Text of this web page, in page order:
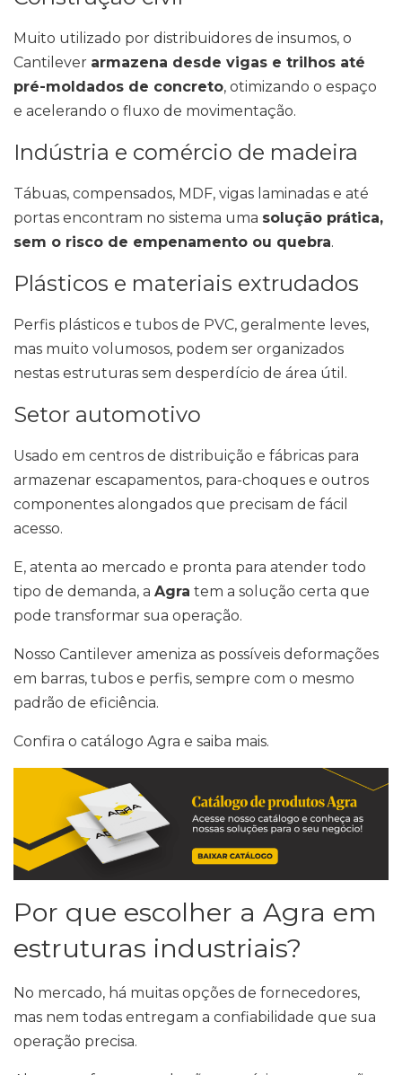
Muito utilizado por distribuidores de insumos, o
Cantilever armazena desde vigas e trilhos até
pré-moldados de concreto, otimizando o espaço
e acelerando o fluxo de movimentação.
Indústria e comércio de madeira
Tábuas, compensados, MDF, vigas laminadas e até
portas encontram no sistema uma solução prática,
sem o risco de empenamento ou quebra.
Plásticos e materiais extrudados
Perfis plásticos e tubos de PVC, geralmente leves,
mas muito volumosos, podem ser organizados
nestas estruturas sem desperdício de área útil.
Setor automotivo
Usado em centros de distribuição e fábricas para
armazenar escapamentos, para-choques e outros
componentes alongados que precisam de fácil
acesso.
E, atenta ao mercado e pronta para atender todo
tipo de demanda, a Agra tem a solução certa que
pode transformar sua operação.
Nosso Cantilever ameniza as possíveis deformações
em barras, tubos e perfis, sempre com o mesmo
padrão de eficiência.
Confira o catálogo Agra e saiba mais.
Por que escolher a Agra em
estruturas industriais?
No mercado, há muitas opções de fornecedores,
mas nem todas entregam a confiabilidade que sua
operação precisa.